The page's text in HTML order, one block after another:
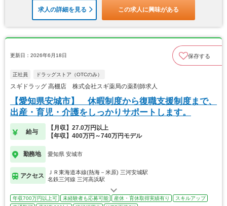
求人の詳細を見る この求人に興味がある
更新日：2026年6月18日 保存する
正社員 ドラッグストア（OTCのみ）
スギドラッグ 高棚店 株式会社スギ薬局の薬剤師求人
【愛知県安城市】 休暇制度から復職支援制度まで、
出産・育児・介護をしっかりサポートします。
給与
【月収】27.0万円以上
【年収】400万円～740万円モデル
勤務地 愛知県 安城市
アクセス
ＪＲ東海道本線(熱海－米原) 三河安城駅
名鉄三河線 三河高浜駅
年収700万円以上可 未経験者も応募可能 産休・育休取得実績有り
スキルアップ